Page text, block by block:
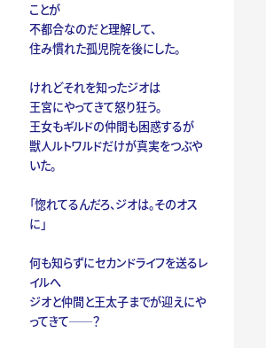
ことが
不都合なのだと理解して、
住み慣れた孤児院を後にした。
けれどそれを知ったジオは
王宮にやってきて怒り狂う。
王女もギルドの仲間も困惑するが
獣人ルトワルドだけが真実をつぶや
いた。
「惚れてるんだろ、ジオは。そのオス
に」
何も知らずにセカンドライフを送るレ
イルへ
ジオと仲間と王太子までが迎えにや
ってきて──？